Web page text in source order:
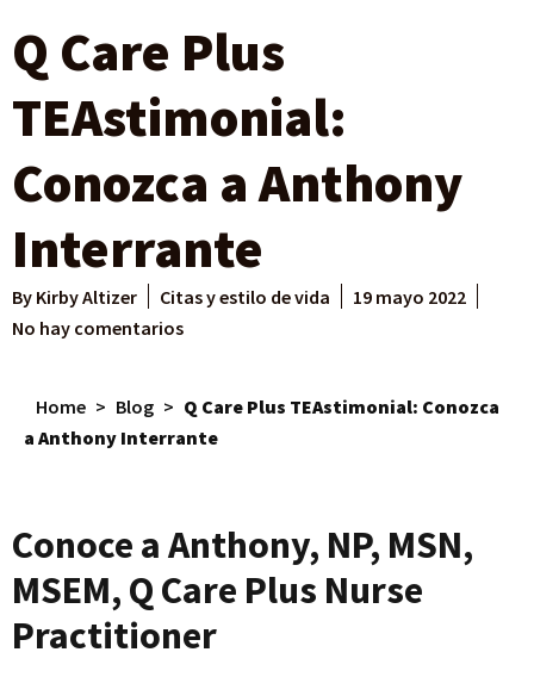
Q Care Plus
TEAstimonial:
Conozca a Anthony
Interrante
By Kirby Altizer Citas y estilo de vida
19 mayo 2022
No hay comentarios
Home > Blog > Q Care Plus TEAstimonial: Conozca
a Anthony Interrante
Conoce a Anthony, NP, MSN,
MSEM, Q Care Plus Nurse
Practitioner